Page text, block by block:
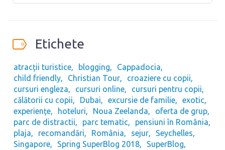
Etichete
atracții turistice blogging
Cappadocia
child friendly
Christian Tour
croaziere cu copii
cursuri engleza
cursuri online
cursuri pentru copii
călătorii cu copii
Dubai excursie de familie
exotic
experiențe
hoteluri Noua Zeelanda
oferta de grup
parc de distractii
parc tematic
pensiuni în România
plaja
recomandări România sejur
Seychelles
Singapore
Spring SuperBlog 2018
SuperBlog